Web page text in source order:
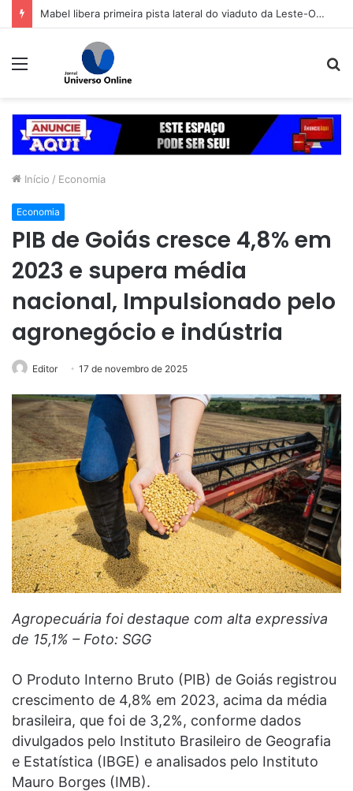
Mabel libera primeira pista lateral do viaduto da Leste-Oeste
Menu
Início / Economia
Economia
PIB de Goiás cresce 4,8% em
2023 e supera média
nacional, Impulsionado pelo
agronegócio e indústria
Editor 17 de novembro de 2025
Agropecuária foi destaque com alta expressiva
de 15,1% – Foto: SGG
O Produto Interno Bruto (PIB) de Goiás registrou
crescimento de 4,8% em 2023, acima da média
brasileira, que foi de 3,2%, conforme dados
divulgados pelo Instituto Brasileiro de Geografia
e Estatística (IBGE) e analisados pelo Instituto
Mauro Borges (IMB).